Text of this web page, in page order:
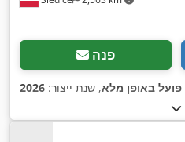
פנה
פועל באופן מלא, שנת ייצור: 2026